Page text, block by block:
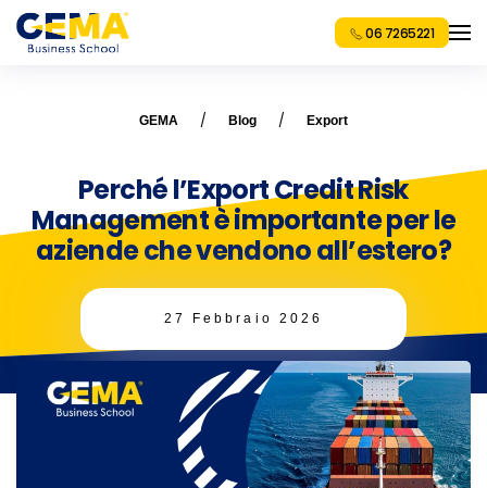
06 7265221
GEMA Blog Export
Perché l’Export Credit Risk
Management è importante per le
aziende che vendono all’estero?
27 Febbraio 2026